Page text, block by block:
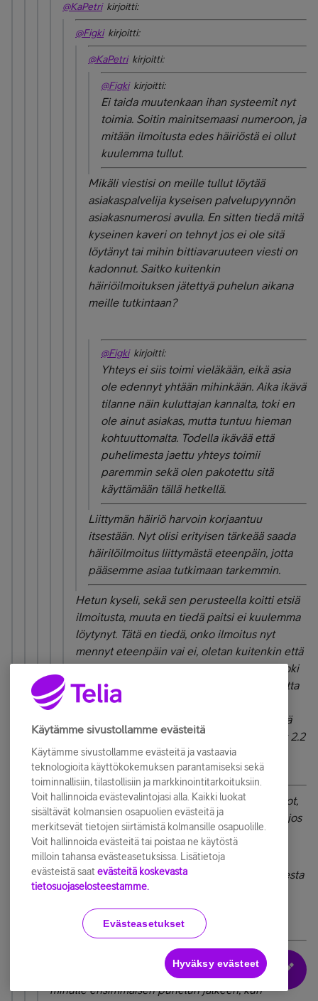
@KaPetrikirjoitti:
@Figkikirjoitti:
@KaPetrikirjoitti:
@Figkikirjoitti:
Ei taida muutenkaan ihan systeemit nyt
toimia. Soitin mainitsemaasi numeroon, ja
mitään ilmoitusta edes häiriöstä ei ollut
kuulemma tullut.
Mikäli viestisi on meille tullut löytää
asiakaspalvelija kyseisen palvelupyynnön
asiakasnumerosi avulla. En sitten tiedä mitä
kyseinen kaveri on tehnyt jos ei ole sitä
löytänyt tai mihin bittiavaruuteen viesti on
kadonnut. Saitko kuitenkin
häiriöilmoituksen jätettyä puhelun aikana
meille tutkintaan?
@Figkikirjoitti:
Yhteys ei siis toimi vieläkään, eikä asia
ole edennyt yhtään mihinkään. Aika ikävä
tilanne näin kuluttajan kannalta, toki en
ole ainut asiakas, mutta tuntuu hieman
kohtuuttomalta. Todella ikävää että
puhelimesta jaettu yhteys toimii
paremmin sekä olen pakotettu sitä
käyttämään tällä hetkellä.
Liittymän häiriö harvoin korjaantuu
itsestään. Nyt olisi erityisen tärkeää saada
häirilöilmoitus liittymästä eteenpäin, jotta
pääsemme asiaa tutkimaan tarkemmin.
Hetun kyseli, sekä sen perusteella koitti etsiä
ilmoitusta, muuta en tiedä paitsi ei kuulemma
löytynyt. Tätä en tiedä, onko ilmoitus nyt
mennyt eteenpäin vai ei, oletan kuitenkin että
olisi, koska tietoja kyseli puhelun aikana. Toki
oletin että olisi mennyt myös tuo netin kautta
jätetty, koska tuli ilmoituksen jätön jälkeen
kuittaus ruudulle silloin tuosta asiasta. Vielä
siis ei ole mitään kuulunut takaisinpäin, nyt 2.2
olin siis aamupäivällä asiasta puhelimitse
yhteydessä.
Henkilötunnuksen avulla löytyvät asiakastiedot,
kuten myös jätetyt palvelupyynnöt. Erikoista, jos
sitä ei muka löytyisi.
Tuossa puhelussa olisi ehdottomasti
asiakaspalvelijan pitänyt ottaa koppia tilanteesta
ja kirjata häiriöilmoitus kanssasi eteenpäin
asiantuntijalle tutkittavaksi. Kertoiko
asiakaspalvelija että hän tekee näin?
Oletan näin, että kirjasi. En muista sanoiko
sanantarkasti. Soitti kuitenkin siis takaisinpäin
minulle ensimmäisen puhelun jälkeen, kun
Käytämme sivustollamme evästeitä
Käytämme sivustollamme evästeitä ja vastaavia
teknologioita käyttökokemuksen parantamiseksi sekä
toiminnallisiin, tilastollisiin ja markkinointitarkoituksiin.
Voit hallinnoida evästevalintojasi alla. Kaikki luokat
sisältävät kolmansien osapuolien evästeitä ja
merkitsevät tietojen siirtämistä kolmansille osapuolille.
Voit hallinnoida evästeitä tai poistaa ne käytöstä
milloin tahansa evästeasetuksissa. Lisätietoja
evästeistä saat evästeitä koskevasta
tietosuojaselosteestamme.
Evästeasetukset
Hyväksy evästeet